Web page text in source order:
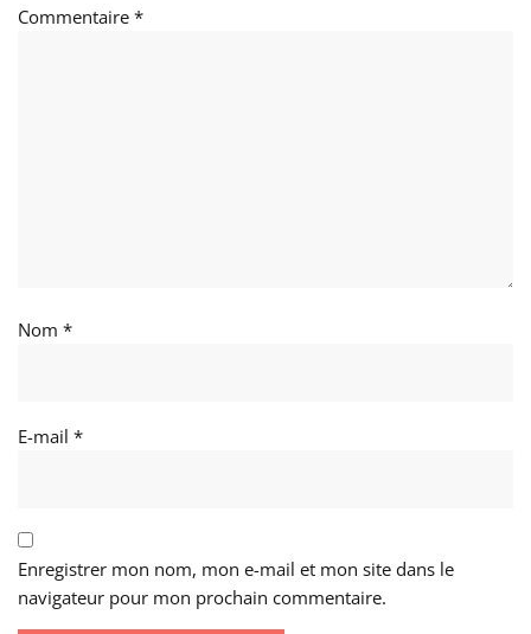
Commentaire *
Nom *
E-mail *
Enregistrer mon nom, mon e-mail et mon site dans le
navigateur pour mon prochain commentaire.